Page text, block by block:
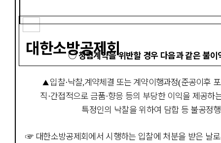
대한소방공제회
○청렴계약을 위반할 경우 다음과 같은 불
▲입찰·낙찰,계약체결 또는 계약이행과정(준공이후
직 ·간접적으로 금품·향응 등의 부당한 이익을 제공하
특정인의 낙찰을 위하여 담합 등 불공정
☞ 대한소방공제회에서 시행하는 입찰에 처분을 받은 날